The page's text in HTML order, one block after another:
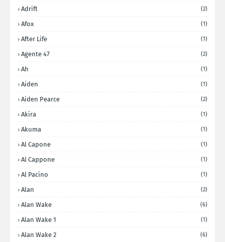
Adrift (2)
Afox (1)
After Life (1)
Agente 47 (2)
Ah (1)
Aiden (1)
Aiden Pearce (2)
Akira (1)
Akuma (1)
Al Capone (1)
Al Cappone (1)
Al Pacino (1)
Alan (2)
Alan Wake (6)
Alan Wake 1 (1)
Alan Wake 2 (6)